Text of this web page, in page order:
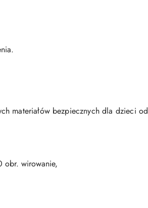
materiałów bezpiecznych dla dzieci od
obr. wirowanie,